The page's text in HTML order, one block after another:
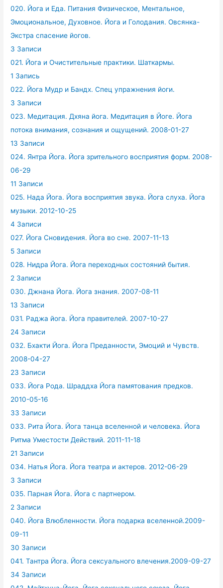
020. Йога и Еда. Питания Физическое, Ментальное,
Эмоциональное, Духовное. Йога и Голодания. Овсянка-
Экстра спасение йогов.
3 Записи
021. Йога и Очистительные практики. Шаткармы.
1 Запись
022. Йога Мудр и Бандх. Спец упражнения йоги.
3 Записи
023. Медитация. Дхяна йога. Медитация в Йоге. Йога
потока внимания, сознания и ощущений. 2008-01-27
13 Записи
024. Янтра Йога. Йога зрительного восприятия форм. 2008-
06-29
11 Записи
025. Нада Йога. Йога восприятия звука. Йога слуха. Йога
музыки. 2012-10-25
4 Записи
027. Йога Сновидения. Йога во сне. 2007-11-13
5 Записи
028. Нидра Йога. Йога переходных состояний бытия.
2 Записи
030. Джнана Йога. Йога знания. 2007-08-11
13 Записи
031. Раджа йога. Йога правителей. 2007-10-27
24 Записи
032. Бхакти Йога. Йога Преданности, Эмоций и Чувств.
2008-04-27
23 Записи
033. Йога Рода. Шраддха Йога памятования предков.
2010-05-16
33 Записи
033. Рита Йога. Йога танца вселенной и человека. Йога
Ритма Уместости Действий. 2011-11-18
21 Записи
034. Натья Йога. Йога театра и актеров. 2012-06-29
3 Записи
035. Парная Йога. Йога с партнером.
2 Записи
040. Йога Влюбленности. Йога подарка вселенной.2009-
09-11
30 Записи
041. Тантра Йога. Йога сексуального влечения.2009-09-27
34 Записи